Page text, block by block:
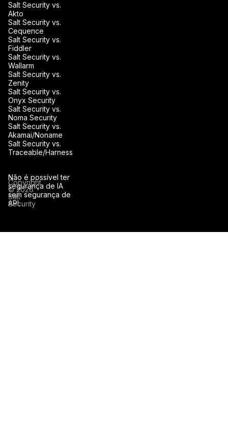
Não é possível ter
segurança de IA
sem segurança de
API.
Salt Security vs.
Akto
Salt Security vs.
Cequence
Salt Security vs.
Fiddler
Salt Security vs.
Wallarm
Salt Security vs.
Zenity
Salt Security vs.
Onyx Security
Salt Security vs.
Noma Security
Salt Security vs.
Akamai/Noname
Salt Security vs.
Traceable/Harness
Copyright
© 2026
Salt
Security